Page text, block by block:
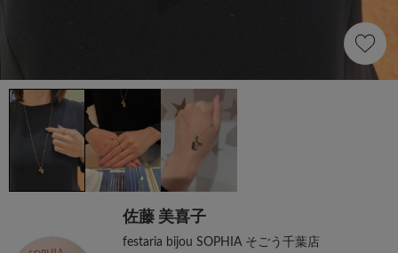
佐藤 美喜子
festaria bijou SOPHIA そごう千葉店